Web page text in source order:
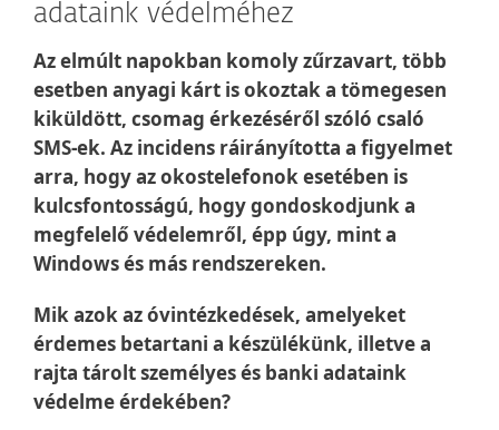
adataink védelméhez
Az elmúlt napokban komoly zűrzavart, több
esetben anyagi kárt is okoztak a tömegesen
kiküldött, csomag érkezéséről szóló csaló
SMS-ek. Az incidens ráirányította a figyelmet
arra, hogy az okostelefonok esetében is
kulcsfontosságú, hogy gondoskodjunk a
megfelelő védelemről, épp úgy, mint a
Windows és más rendszereken.
Mik azok az óvintézkedések, amelyeket
érdemes betartani a készülékünk, illetve a
rajta tárolt személyes és banki adataink
védelme érdekében?